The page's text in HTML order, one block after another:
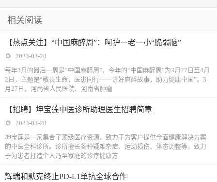
相关阅读
【热点关注】“中国麻醉周”：呵护一老一小“脆弱脑”
2023-03-28
每年3月的最后一周是“中国麻醉周”，今年的“中国麻醉周”为3月27日至4月
2日，主题是“敬畏生命，医患同行——讲好麻醉故事，助力健康中国”。3
月27日，河南省人民医院、河南省肿瘤
【招聘】坤宝莲中医诊所助理医生招聘简章
2023-03-28
坤宝莲是一家集合了顶级医疗资源，致力于为客户提供全面健康解决方案
的中医全科诊所。诊所擅长各种疑难杂症、运动损伤、体态调整等，致力
于为患者打造个人乃至家庭的诊疗健康方
辉瑞和默克终止PD-L1单抗全球合作